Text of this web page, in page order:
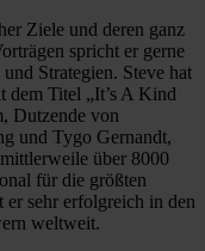
Ziele und deren ganz
spricht er gerne
Strategien. Steve hat
dem Titel „It’s A Kind
Dutzende von
und Tygo Gernandt,
über 8000
für die größten
er sehr erfolgreich in den
weltweit.